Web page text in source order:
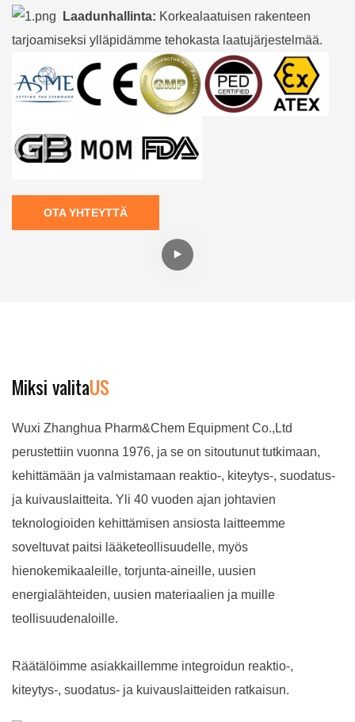
Laadunhallinta: Korkealaatuisen rakenteen
tarjoamiseksi ylläpidämme tehokasta laatujärjestelmää.
OTA YHTEYTTÄ
Miksi valitaUS
Wuxi Zhanghua Pharm&Chem Equipment Co.,Ltd
perustettiin vuonna 1976, ja se on sitoutunut tutkimaan,
kehittämään ja valmistamaan reaktio-, kiteytys-, suodatus-
ja kuivauslaitteita. Yli 40 vuoden ajan johtavien
teknologioiden kehittämisen ansiosta laitteemme
soveltuvat paitsi lääketeollisuudelle, myös
hienokemikaaleille, torjunta-aineille, uusien
energialähteiden, uusien materiaalien ja muille
teollisuudenaloille.
Räätälöimme asiakkaillemme integroidun reaktio-,
kiteytys-, suodatus- ja kuivauslaitteiden ratkaisun.